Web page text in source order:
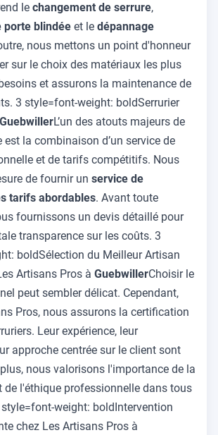
le changement de serrure,
porte blindée et le dépannage
nous mettons un point d'honneur
sur le choix des matériaux les plus
et assurons la maintenance de
3 style=font-weight: boldSerrurier
GuebwillerL’un des atouts majeurs de
est la combinaison d’un service de
et de tarifs compétitifs. Nous
de fournir un service de
tarifs abordables. Avant toute
fournissons un devis détaillé pour
transparence sur les coûts. 3
boldSélection du Meilleur Artisan
Artisans Pros à GuebwillerChoisir le
peut sembler délicat. Cependant,
Pros, nous assurons la certification
Leur expérience, leur
approche centrée sur le client sont
nous valorisons l'importance de la
de l'éthique professionnelle dans tous
weight: boldIntervention
chez Les Artisans Pros à